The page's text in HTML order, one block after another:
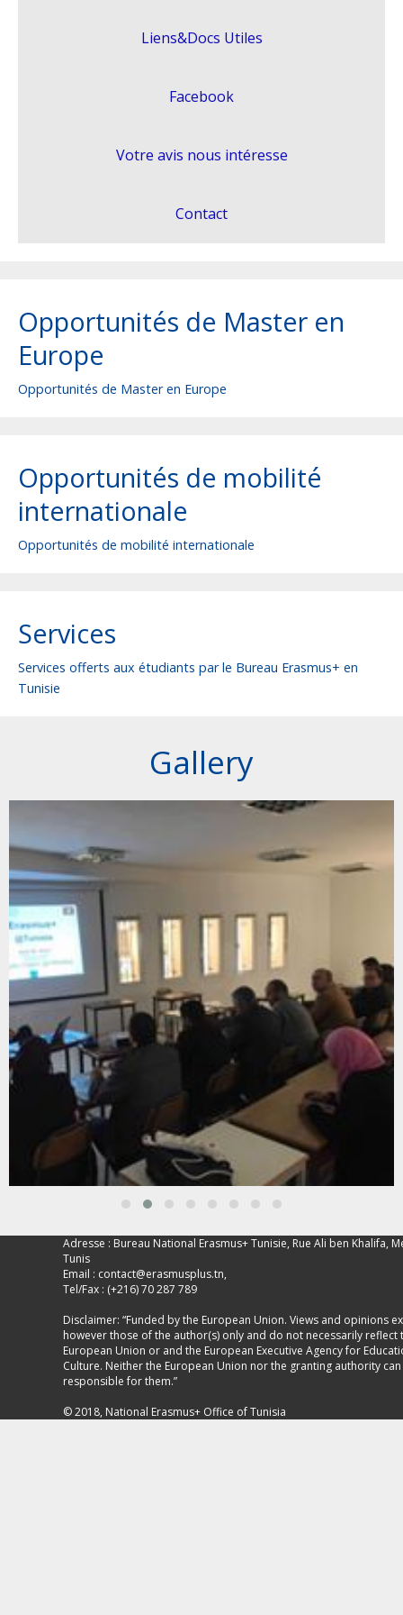
Application Mobile
Liens&Docs Utiles
Facebook
Votre avis nous intéresse
Contact
Opportunités de Master en
Europe
Opportunités de Master en Europe
Opportunités de mobilité
internationale
Opportunités de mobilité internationale
Services
Services offerts aux étudiants par le Bureau Erasmus+ en
Tunisie
Gallery
Adresse : Bureau National Erasmus+ Tunisie, Rue Ali ben Khalifa,
Tunis
Email : contact@erasmusplus.tn,
Tel/Fax : (+216) 70 287 789
Disclaimer: “Funded by the European Union. Views and opinions
however those of the author(s) only and do not necessarily reflect
European Union or and the European Executive Agency for
Culture. Neither the European Union nor the granting authority
responsible for them.”
© 2018, National Erasmus+ Office of Tunisia